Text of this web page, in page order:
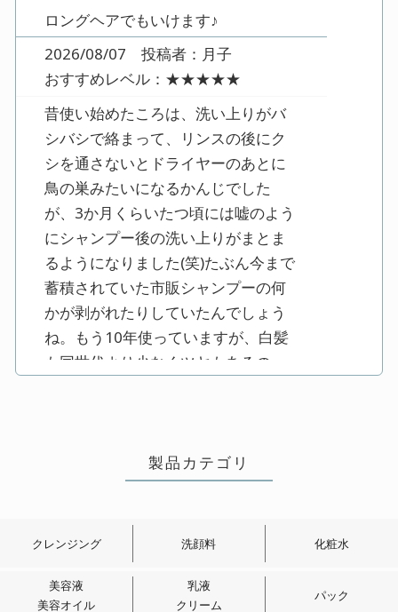
ロングヘアでもいけます♪
2026/08/07 投稿者：月子
おすすめレベル： ★★★★★
昔使い始めたころは、洗い上りがバ
シバシで絡まって、リンスの後にク
シを通さないとドライヤーのあとに
鳥の巣みたいになるかんじでした
が、3か月くらいたつ頃には嘘のよう
にシャンプー後の洗い上りがまとま
るようになりました(笑)たぶん今まで
蓄積されていた市販シャンプーの何
かが剥がれたりしていたんでしょう
ね。もう10年使っていますが、白髪
も同世代より少なくツヤもあるの
2026/07/01 投稿者：よっしぃ
おすすめレベル：
★★★★★
長年愛用してます♪使い始め当初は、
製品カテゴリ
クレンジング 洗顔料 化粧水
美容液
美容オイル
乳液
クリーム
パック